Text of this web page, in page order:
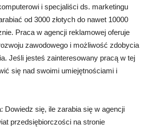
i specjaliści ds. marketingu
od 3000 złotych do nawet 10000
Praca w agencji reklamowej oferuje
zawodowego i możliwość zdobycia
Jeśli jesteś zainteresowany pracą w tej
się nad swoimi umiejętnościami i
Dowiedz się, ile zarabia się w agencji
przedsiębiorczości na stronie